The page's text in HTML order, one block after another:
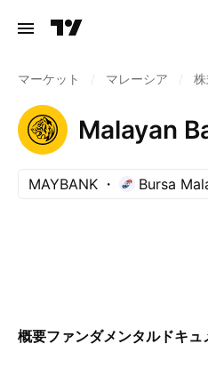
マーケット マレーシア
Malayan
MAYBANK Bursa
概要ファンダメンタルドキュ